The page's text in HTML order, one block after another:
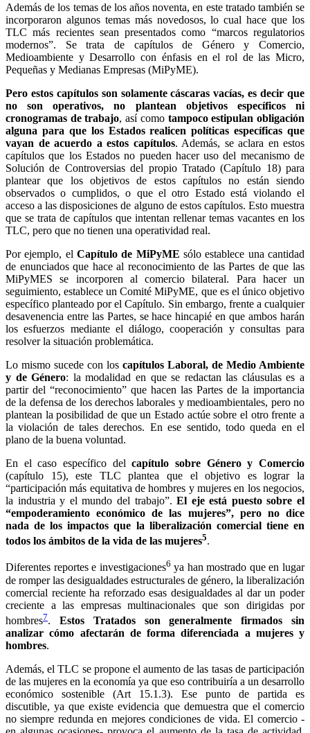
Además de los temas de los años noventa, en este tratado también se
incorporaron algunos temas más novedosos, lo cual hace que los
TLC más recientes sean presentados como “marcos regulatorios
modernos”. Se trata de capítulos de Género y Comercio,
Medioambiente y Desarrollo con énfasis en el rol de las Micro,
Pequeñas y Medianas Empresas (MiPyME).
Pero estos capítulos son solamente cáscaras vacías, es decir que
no son operativos, no plantean objetivos específicos ni
cronogramas de trabajo, así como tampoco estipulan obligación
alguna para que los Estados realicen políticas específicas que
vayan de acuerdo a estos capítulos. Además, se aclara en estos
capítulos que los Estados no pueden hacer uso del mecanismo de
Solución de Controversias del propio Tratado (Capítulo 18) para
plantear que los objetivos de estos capítulos no están siendo
observados o cumplidos, o que el otro Estado está violando el
acceso a las disposiciones de alguno de estos capítulos. Esto muestra
que se trata de capítulos que intentan rellenar temas vacantes en los
TLC, pero que no tienen una operatividad real.
Por ejemplo, el Capítulo de MiPyME sólo establece una cantidad
de enunciados que hace al reconocimiento de las Partes de que las
MiPyMES se incorporen al comercio bilateral. Para hacer un
seguimiento, establece un Comité MiPyME, que es el único objetivo
específico planteado por el Capítulo. Sin embargo, frente a cualquier
desavenencia entre las Partes, se hace hincapié en que ambos harán
los esfuerzos mediante el diálogo, cooperación y consultas para
resolver la situación problemática.
Lo mismo sucede con los capítulos Laboral, de Medio Ambiente
y de Género: la modalidad en que se redactan las cláusulas es a
partir del “reconocimiento” que hacen las Partes de la importancia
de la defensa de los derechos laborales y medioambientales, pero no
plantean la posibilidad de que un Estado actúe sobre el otro frente a
la violación de tales derechos. En ese sentido, todo queda en el
plano de la buena voluntad.
En el caso específico delcapítulo sobre Género y Comercio
(capítulo 15), este TLC plantea que el objetivo es lograr la
“participación más equitativa de hombres y mujeres en los negocios,
la industria y el mundo del trabajo”.El eje está puesto sobre el
“empoderamiento económico de las mujeres”, pero no dice
nada de los impactos que la liberalización comercial tiene en
todos los ámbitos de la vida de las mujeres5.
Diferentes reportes e investigaciones6 ya han mostrado que en lugar
de romper las desigualdades estructurales de género, la liberalización
comercial reciente ha reforzado esas desigualdades al dar un poder
creciente a las empresas multinacionales que son dirigidas por
hombres7. Estos Tratados son generalmente firmados sin
analizar cómo afectarán de forma diferenciada a mujeres y
hombres.
Además, el TLC se propone el aumento de las tasas de participación
de las mujeres en la economía ya que eso contribuiría a un desarrollo
económico sostenible (Art 15.1.3). Ese punto de partida es
discutible, ya que existe evidencia que demuestra que el comercio
no siempre redunda en mejores condiciones de vida. El comercio -